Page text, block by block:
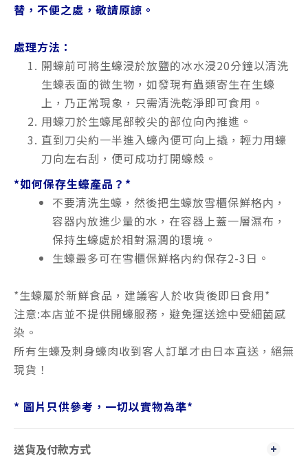
替，不便之處，敬請原諒。
處理方法：
開蠔前可將生蠔浸於放鹽的冰水浸20分鐘以清洗
生蠔表面的微生物，如發現有蟲類寄生在生蠔
上，乃正常現象，只需清洗乾淨即可食用。
用蠔刀於生蠔尾部較尖的部位向內推進。
直到刀尖約一半進入蠔內便可向上撬，輕力用蠔
刀向左右刮，便可成功打開蠔殼。
*如何保存生蠔產品？*
不要清洗生蠔，然後把生蠔放雪櫃保鮮格内，
容器内放進少量的水，在容器上蓋一層濕布，
保持生蠔處於相對濕潤的環境。
生蠔最多可在雪櫃保鮮格内約保存2-3日。
*生蠔屬於新鮮食品，建議客人於收貨後即日食用*
注意:本店並不提供開蠔服務，避免運送途中受細菌感
染。
所有生蠔及刺身蠔肉收到客人訂單才由日本直送，絕無
現貨！
* 圖片只供參考，一切以實物為準*
送貨及付款方式